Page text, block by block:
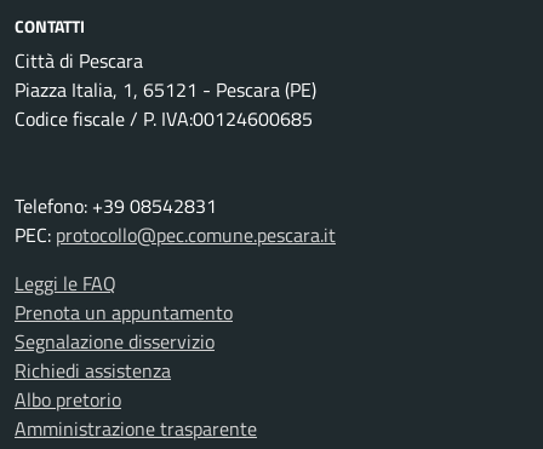
CONTATTI
Città di Pescara
Piazza Italia, 1, 65121 - Pescara (PE)
Codice fiscale / P. IVA:00124600685
Telefono: +39 08542831
PEC: protocollo@pec.comune.pescara.it
Leggi le FAQ
Prenota un appuntamento
Segnalazione disservizio
Richiedi assistenza
Albo pretorio
Amministrazione trasparente